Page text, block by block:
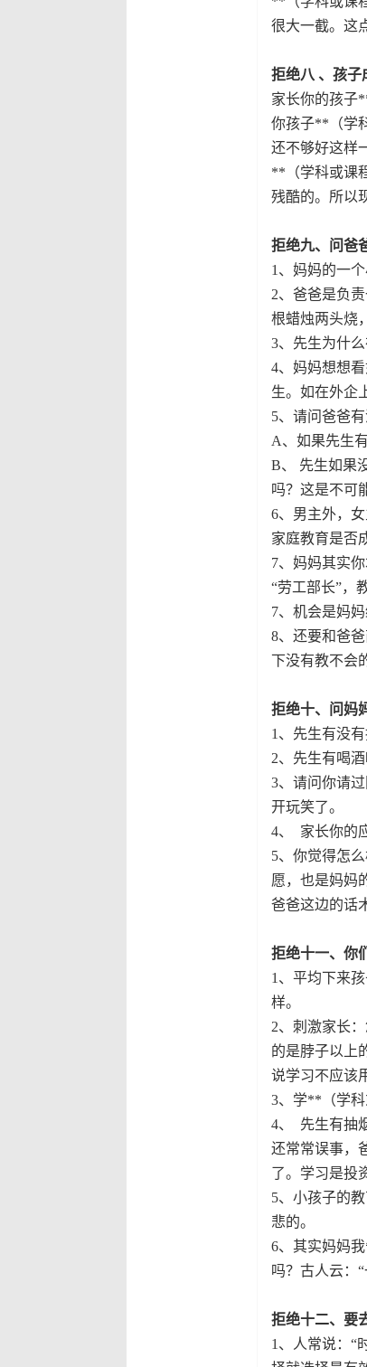
很大一截。这
拒绝八 、孩子
家长你的孩子
你孩子**（学
还不够好这样
**（学科或课
残酷的。所以
拒绝九、问爸
1 、妈妈的一
2、爸爸是负
根蜡烛两头烧
3、 先生为什
4、妈妈想想
生。如在外企
5、请问爸爸
A、如果先生
B、
先生如果
吗？这是不可
6、 男主外，
家庭教育是否
7、妈妈其实
“劳工部长”，
7、机会是妈
8、还要和爸
下没有教不会
拒绝十、问妈
1 、 先生有没
2、 先生有喝
3、请问你请
开玩笑了。
4、
家长你的
5、你觉得怎
愿，也是妈妈
爸爸这边的话
拒绝十一、你
1 、平均下来
样。
2、刺激家长
的是脖子以上
说学习不应该
3、 学**（学科
4、
先生有抽
还常常误事，
了。学习是投
5、小孩子的
悲的。
6、其实妈妈
吗？古人云：
拒绝十二、要
1 、
人常说：“